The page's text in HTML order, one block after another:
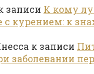
записи К кому
с курением: к
к записи
заболевании